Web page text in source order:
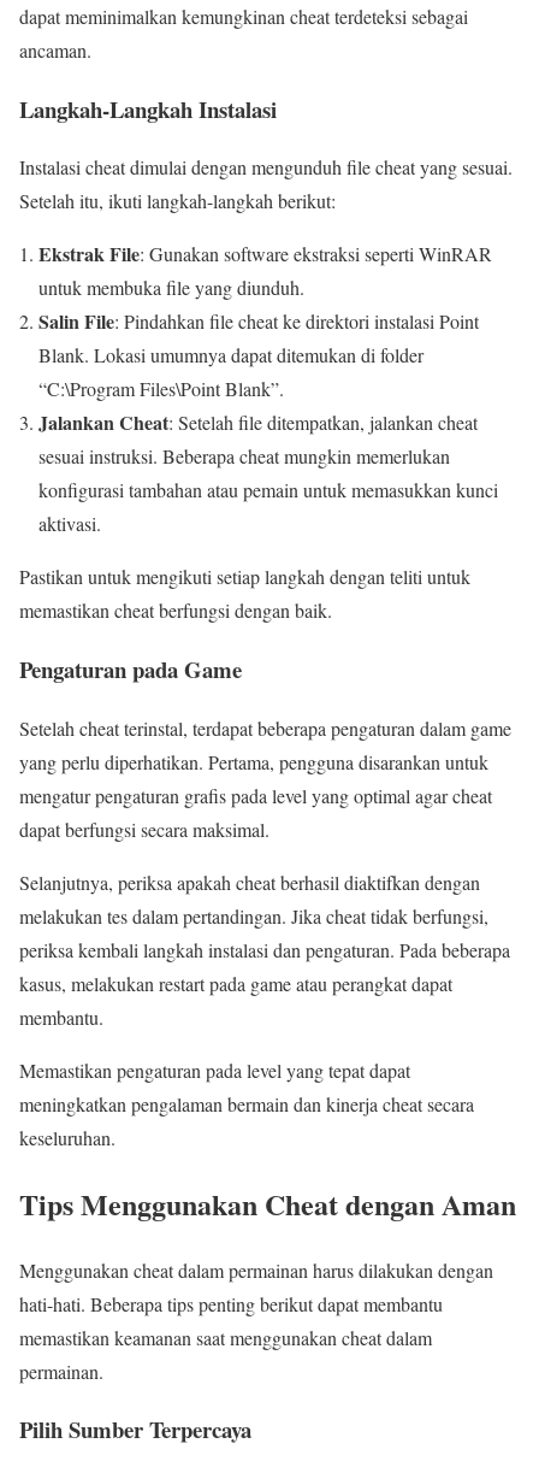
dapat meminimalkan kemungkinan cheat terdeteksi sebagai
ancaman.
Langkah-Langkah Instalasi
Instalasi cheat dimulai dengan mengunduh file cheat yang sesuai.
Setelah itu, ikuti langkah-langkah berikut:
Ekstrak File: Gunakan software ekstraksi seperti WinRAR
untuk membuka file yang diunduh.
Salin File: Pindahkan file cheat ke direktori instalasi Point
Blank. Lokasi umumnya dapat ditemukan di folder
“C:\Program Files\Point Blank”.
Jalankan Cheat: Setelah file ditempatkan, jalankan cheat
sesuai instruksi. Beberapa cheat mungkin memerlukan
konfigurasi tambahan atau pemain untuk memasukkan kunci
aktivasi.
Pastikan untuk mengikuti setiap langkah dengan teliti untuk
memastikan cheat berfungsi dengan baik.
Pengaturan pada Game
Setelah cheat terinstal, terdapat beberapa pengaturan dalam game
yang perlu diperhatikan. Pertama, pengguna disarankan untuk
mengatur pengaturan grafis pada level yang optimal agar cheat
dapat berfungsi secara maksimal.
Selanjutnya, periksa apakah cheat berhasil diaktifkan dengan
melakukan tes dalam pertandingan. Jika cheat tidak berfungsi,
periksa kembali langkah instalasi dan pengaturan. Pada beberapa
kasus, melakukan restart pada game atau perangkat dapat
membantu.
Memastikan pengaturan pada level yang tepat dapat
meningkatkan pengalaman bermain dan kinerja cheat secara
keseluruhan.
Tips Menggunakan Cheat dengan Aman
Menggunakan cheat dalam permainan harus dilakukan dengan
hati-hati. Beberapa tips penting berikut dapat membantu
memastikan keamanan saat menggunakan cheat dalam
permainan.
Pilih Sumber Terpercaya